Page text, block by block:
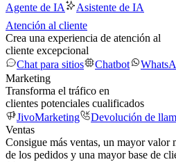
Agente de IA
Asistente de IA
Atención al cliente
Crea una experiencia de atención al
cliente excepcional
Chat para sitios
Chatbot
Marketing
Transforma el tráfico en
clientes potenciales cualificados
JivoMarketing
Devolución de
Ventas
Consigue más ventas, un mayor valor
de los pedidos y una mayor base de